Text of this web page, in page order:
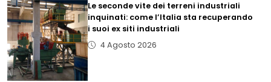
Le seconde vite dei terreni industriali
inquinati: come l’Italia sta recuperando
i suoi ex siti industriali
4 Agosto 2026